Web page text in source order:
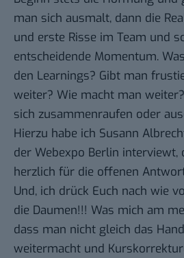
man sich ausmalt, dann die
und erste Risse im Team und
entscheidende Momentum.
den Learnings? Gibt man
weiter? Wie macht man
sich zusammenraufen oder
Hierzu habe ich Susann
der Webexpo Berlin interviewt,
herzlich für die offenen
Und, ich drück Euch nach wie
die Daumen!!! Was mich am
dass man nicht gleich das
weitermacht und